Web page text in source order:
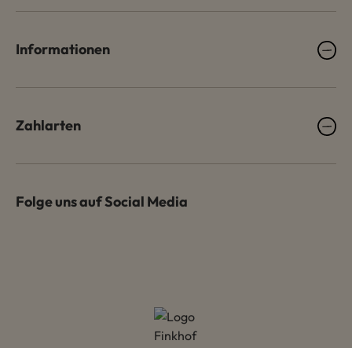
Informationen
Zahlarten
Folge uns auf Social Media